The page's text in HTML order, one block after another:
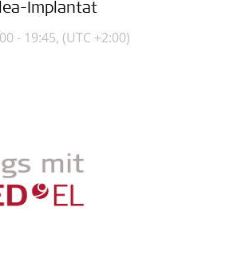
Implantat
- 19:45, (UTC +2:00)